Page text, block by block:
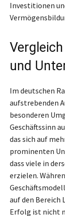
Investitionen
und
Im deutschen
aufstrebenden
besonderen
Geschäftssinn
das sich auf
prominenten
dass viele in
erzielen.
auf den Bereich
Erfolg ist nicht